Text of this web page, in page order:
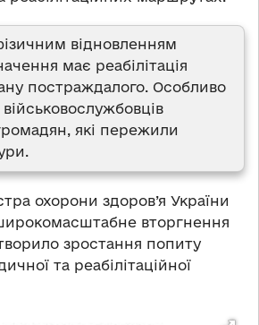
відновленням
має реабілітація
постраждалого. Особливо
які пережили
охорони здоров’я України
вторгнення
зростання попиту
та реабілітаційної